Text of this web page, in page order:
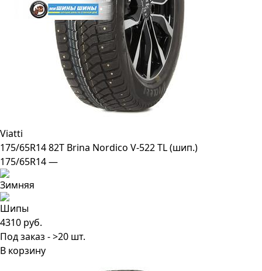
Viatti
175/65R14 82T Brina Nordico V-522 TL (шип.)
175/65R14 —
4310 руб.
Под заказ - >20 шт.
В корзину